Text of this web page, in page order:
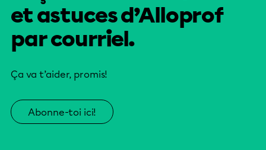
et astuces d’Alloprof
par courriel.
Ça va t’aider, promis!
Abonne-toi ici!